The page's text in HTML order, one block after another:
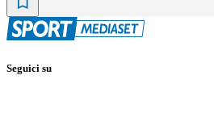
Seguici su